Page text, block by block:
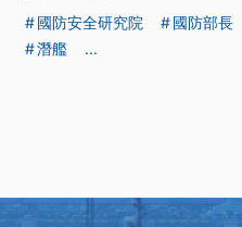
國防安全研究院
國防部長
潛艦
...